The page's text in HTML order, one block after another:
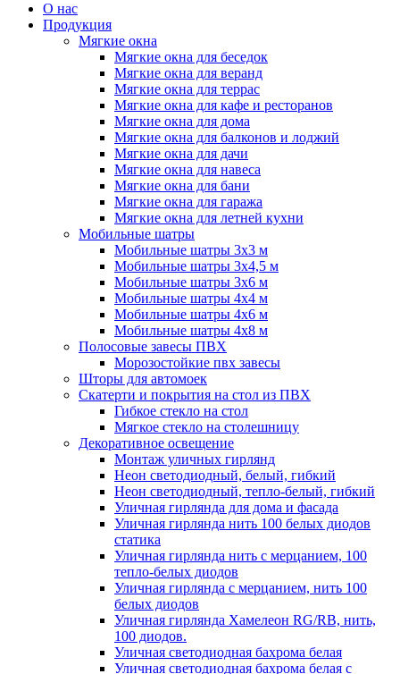
О нас
Продукция
Мягкие окна
Мягкие окна для беседок
Мягкие окна для веранд
Мягкие окна для террас
Мягкие окна для кафе и ресторанов
Мягкие окна для дома
Мягкие окна для балконов и лоджий
Мягкие окна для дачи
Мягкие окна для навеса
Мягкие окна для бани
Мягкие окна для гаража
Мягкие окна для летней кухни
Мобильные шатры
Мобильные шатры 3х3 м
Мобильные шатры 3х4,5 м
Мобильные шатры 3х6 м
Мобильные шатры 4х4 м
Мобильные шатры 4х6 м
Мобильные шатры 4х8 м
Полосовые завесы ПВХ
Морозостойкие пвх завесы
Шторы для автомоек
Скатерти и покрытия на стол из ПВХ
Гибкое стекло на стол
Мягкое стекло на столешницу
Декоративное освещение
Монтаж уличных гирлянд
Неон светодиодный, белый, гибкий
Неон светодиодный, тепло-белый, гибкий
Уличная гирлянда для дома и фасада
Уличная гирлянда нить 100 белых диодов
статика
Уличная гирлянда нить с мерцанием, 100
тепло-белых диодов
Уличная гирлянда с мерцанием, нить 100
белых диодов
Уличная гирлянда Хамелеон RG/RB, нить,
100 диодов.
Уличная светодиодная бахрома белая
Уличная светодиодная бахрома белая с